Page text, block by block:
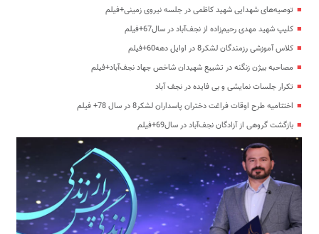
توصیه‌های شهدایی شهید کاظمی در جلسه نیروی زمینی+فیلم
کلیپ شهید مهدی رحیم‌زاده از نجف‌آباد در سال67+فیلم
کلاس آموزشی رزمندگان لشکر8 در اوایل دهه60+فیلم
مصاحبه بیژن زنگنه در تشییع شهیدان شاخص جهاد نجف‌آباد+فیلم
تکرار جلسات نمایشی و بی فایده در نجف آباد
اختتامیه طرح اوقات فراغت دختران پاسداران لشکر8 در سال 78+ فیلم
بازگشت گروهی از آزادگان نجف‌آباد در سال69+فیلم